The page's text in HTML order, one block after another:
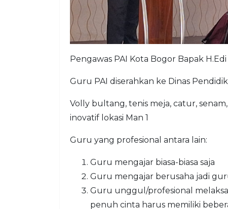
Pengawas PAI Kota Bogor Bapak H.Edi
Guru PAI diserahkan ke Dinas
Volly bultang, tenis meja, catur,
inovatif lokasi Man 1
Guru yang profesional antara lain:
Guru mengajar biasa-biasa saja
Guru mengajar berusaha jadi
Guru unggul/profesional
penuh cinta harus memiliki